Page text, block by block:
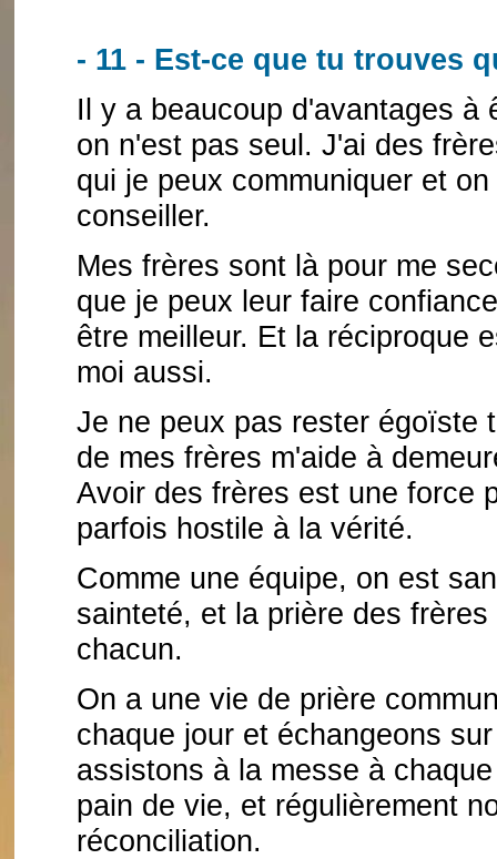
- 11 - Est-ce que tu trouves
Il y a beaucoup d'avantages à
on n'est pas seul. J'ai des
qui je peux communiquer et
conseiller.
Mes frères sont là pour me
que je peux leur faire
être meilleur. Et la réciproque
moi aussi.
Je ne peux pas rester égoïste
de mes frères m'aide à
Avoir des frères est une force
parfois hostile à la vérité.
Comme une équipe, on est
sainteté, et la prière des
chacun.
On a une vie de prière
chaque jour et échangeons
assistons à la messe à
pain de vie, et régulièrement
réconciliation.